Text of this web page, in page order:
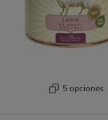
5 opciones